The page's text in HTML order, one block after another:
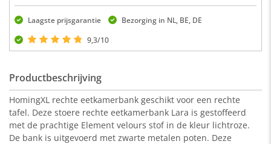
Laagste prijsgarantie
Bezorging in NL, BE, DE
9,3/10
Productbeschrijving
HomingXL rechte eetkamerbank geschikt voor een rechte
tafel. Deze stoere rechte eetkamerbank Lara is gestoffeerd
met de prachtige Element velours stof in de kleur lichtroze.
De bank is uitgevoerd met zwarte metalen poten. Deze